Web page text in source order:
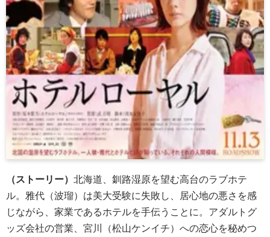
（ストーリー） 北海道、釧路湿原を望む高台のラブホテ
ル。雅代（波瑠） は美大受験に失敗し、居心地の悪さを感
じながら、家業であるホテルを手伝うことに。アダルトグ
ッズ会社の営業、宮川（松山ケンイチ） への恋心を秘めつ